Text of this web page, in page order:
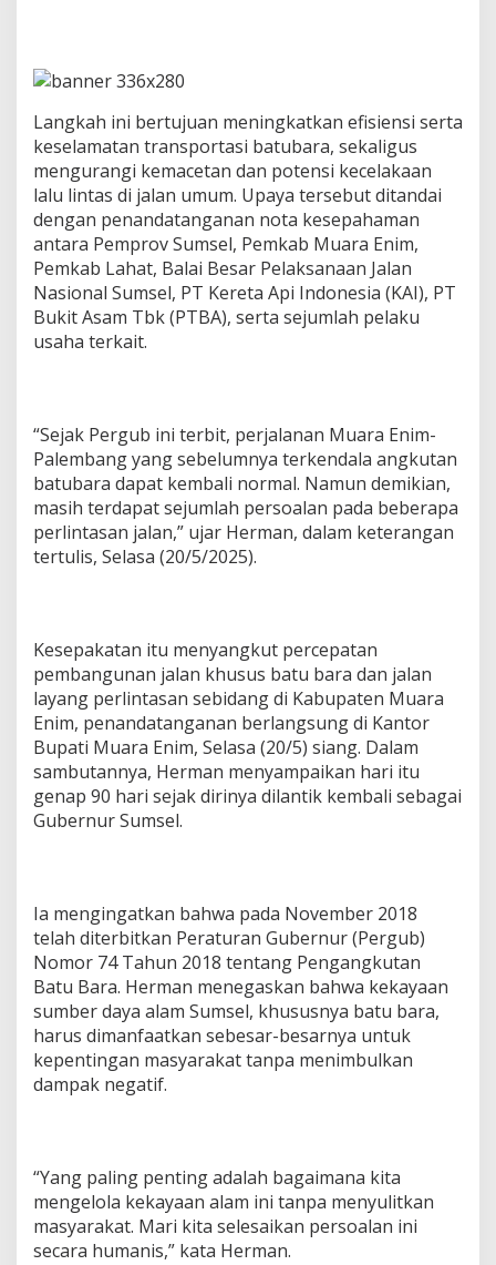
u
u
s
d
n
F
l
y
o
v
e
k
u
t
a
n
B
a
t
r
d
i
M
u
a
a
E
a
n
L
a
h
a
t
Langkah ini bertujuan meningkatkan efisiensi serta
keselamatan transportasi batubara, sekaligus
mengurangi kemacetan dan potensi kecelakaan
lalu lintas di jalan umum. Upaya tersebut ditandai
dengan penandatanganan nota kesepahaman
antara Pemprov Sumsel, Pemkab Muara Enim,
Pemkab Lahat, Balai Besar Pelaksanaan Jalan
Nasional Sumsel, PT Kereta Api Indonesia (KAI), PT
Bukit Asam Tbk (PTBA), serta sejumlah pelaku
usaha terkait.
“Sejak Pergub ini terbit, perjalanan Muara Enim-
Palembang yang sebelumnya terkendala angkutan
batubara dapat kembali normal. Namun demikian,
masih terdapat sejumlah persoalan pada beberapa
perlintasan jalan,” ujar Herman, dalam keterangan
tertulis, Selasa (20/5/2025).
Kesepakatan itu menyangkut percepatan
pembangunan jalan khusus batu bara dan jalan
layang perlintasan sebidang di Kabupaten Muara
Enim, penandatanganan berlangsung di Kantor
Bupati Muara Enim, Selasa (20/5) siang. Dalam
sambutannya, Herman menyampaikan hari itu
genap 90 hari sejak dirinya dilantik kembali sebagai
Gubernur Sumsel.
Ia mengingatkan bahwa pada November 2018
telah diterbitkan Peraturan Gubernur (Pergub)
Nomor 74 Tahun 2018 tentang Pengangkutan
Batu Bara. Herman menegaskan bahwa kekayaan
sumber daya alam Sumsel, khususnya batu bara,
harus dimanfaatkan sebesar-besarnya untuk
kepentingan masyarakat tanpa menimbulkan
dampak negatif.
“Yang paling penting adalah bagaimana kita
mengelola kekayaan alam ini tanpa menyulitkan
masyarakat. Mari kita selesaikan persoalan ini
secara humanis,” kata Herman.